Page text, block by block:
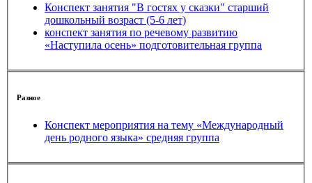
Конспект занятия "В гостях у сказки" старший
дошкольный возраст (5-6 лет)
конспект занятия по речевому развитию
«Наступила осень» подготовительная группа
Разное
Конспект мероприятия на тему «Международный
день родного языка» средняя группа